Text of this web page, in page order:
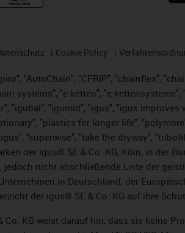
Cookie Policy
"AutoChain", "CFRIP", "chainflex",
systems", "e-ketten", "e-
"igubal", "igumid", "igus", "igus
"plastics for longer life",
"superwise", "take the dryway",
der igus® SE & Co. KG, Köln, in der
jedoch nicht abschließende Liste der
in Deutschland, der
der igus® SE & Co. KG auf ihre
Co. KG weist darauf hin, dass sie keine